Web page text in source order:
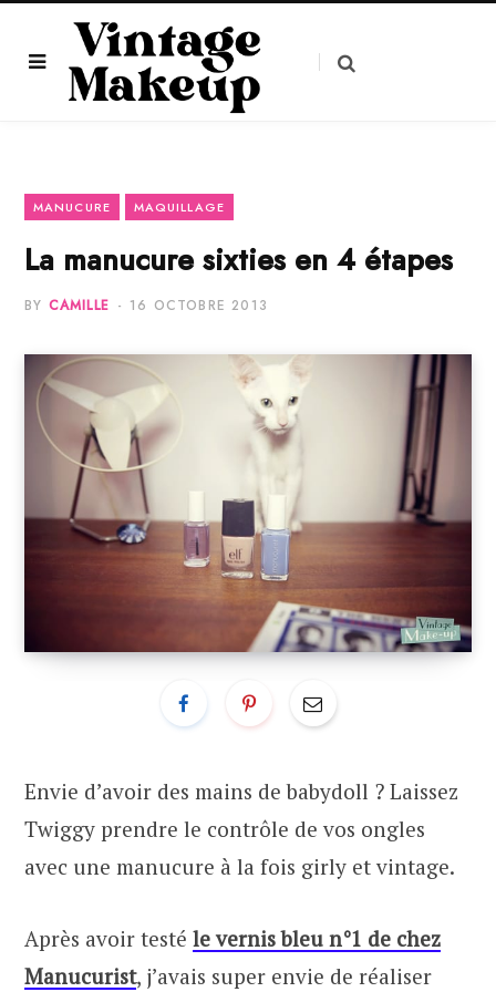
MANUCURE MAQUILLAGE
La manucure sixties en 4 étapes
BY CAMILLE 16 OCTOBRE 2013
Envie d’avoir des mains de babydoll ? Laissez
Twiggy prendre le contrôle de vos ongles
avec une manucure à la fois girly et vintage.
Après avoir testé le vernis bleu n°1 de chez
Manucurist, j’avais super envie de réaliser